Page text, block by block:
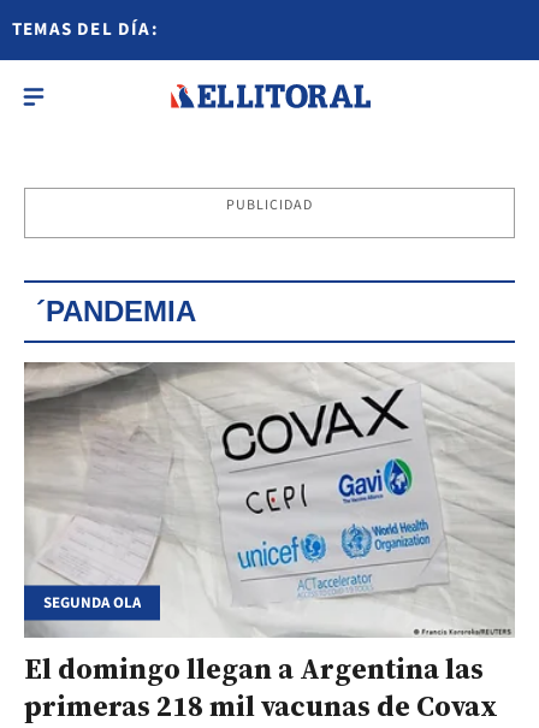
TEMAS DEL DÍA:
PUBLICIDAD
´PANDEMIA
SEGUNDA OLA
El domingo llegan a Argentina las
primeras 218 mil vacunas de Covax